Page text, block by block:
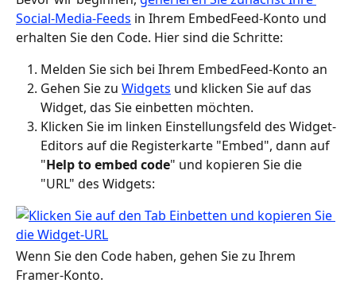
Social-Media-Feeds in Ihrem EmbedFeed-Konto und
erhalten Sie den Code. Hier sind die Schritte:
Melden Sie sich bei Ihrem EmbedFeed-Konto an
Gehen Sie zu Widgets und klicken Sie auf das
Widget, das Sie einbetten möchten.
Klicken Sie im linken Einstellungsfeld des Widget-
Editors auf die Registerkarte "Embed", dann auf
"Help to embed code" und kopieren Sie die
"URL" des Widgets:
Wenn Sie den Code haben, gehen Sie zu Ihrem
Framer-Konto.